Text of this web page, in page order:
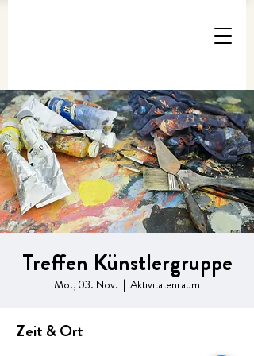
Treffen Künstlergruppe
Mo., 03. Nov.
  |
Aktivitätenraum
Zeit & Ort